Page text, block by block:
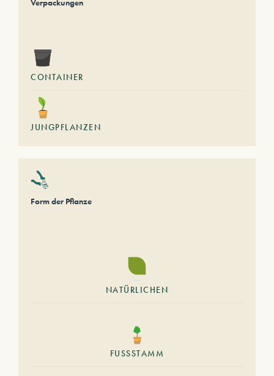
Verpackungen
CONTAINER
JUNGPFLANZEN
Form der Pflanze
NATÜRLICHEN
FUSSSTAMM